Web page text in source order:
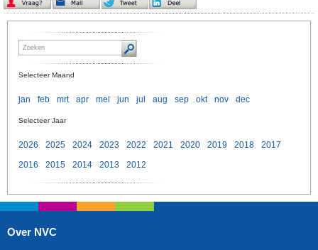
Selecteer Maand
jan feb mrt apr mei jun jul aug sep okt nov dec
Selecteer Jaar
2026 2025 2024 2023 2022 2021 2020 2019 2018
2017
2016
2015 2014 2013 2012
Over NVC